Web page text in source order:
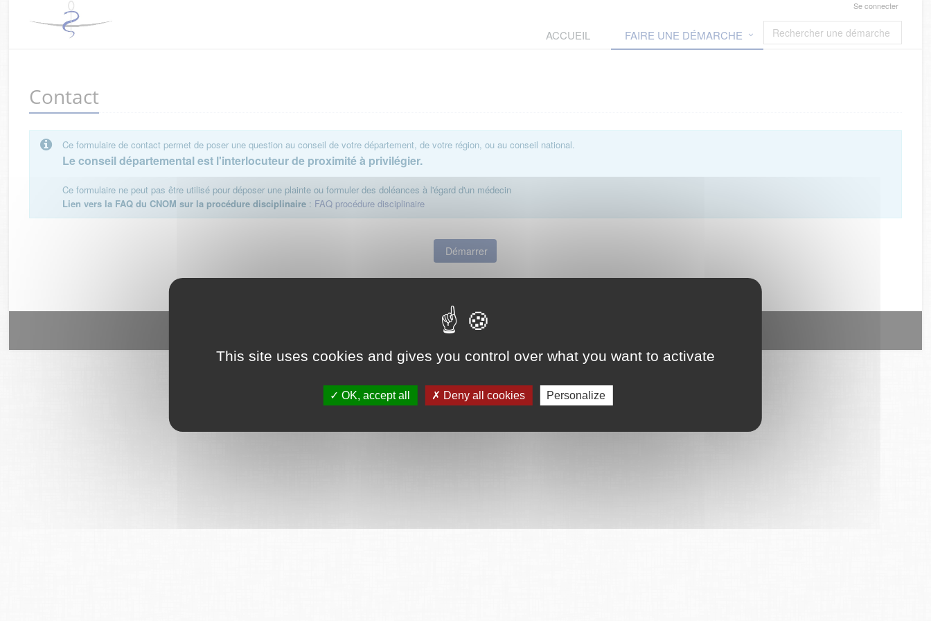
This site uses cookies and gives you control over what you want to activate
OK, accept all Deny all cookies Personalize
Se connecter
ACCUEIL FAIRE UNE DÉMARCHE
Contact
Ce formulaire de contact permet de poser une question au conseil de votre département, de votre région, ou au conseil national.
Le conseil départemental est l'interlocuteur de proximité à privilégier.
Ce formulaire ne peut pas être utilisé pour déposer une plainte ou formuler des doléances à l'égard d'un médecin
Lien vers la FAQ du CNOM sur la procédure disciplinaire: FAQ procédure disciplinaire
Démarrer
CGU Plan du site